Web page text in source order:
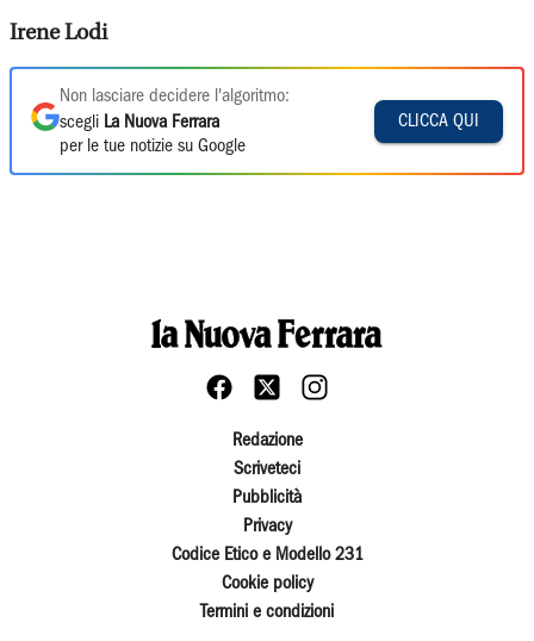
Irene Lodi
Non lasciare decidere l'algoritmo:
scegli La Nuova Ferrara
per le tue notizie su Google
CLICCA QUI
Redazione
Scriveteci
Pubblicità
Privacy
Codice Etico e Modello 231
Cookie policy
Termini e condizioni